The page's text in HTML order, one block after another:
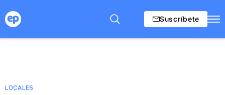
Suscríbete
LOCALES